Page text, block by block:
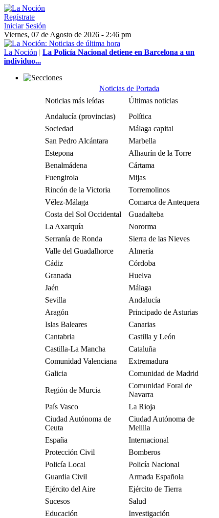
Regístrate
Iniciar Sesión
Viernes, 07 de Agosto de 2026 - 2:46 pm
La Noción | La Policía Nacional detiene en Barcelona a un
individuo...
Noticias de Portada
Noticias más leídas
Últimas noticias
Andalucía (provincias)
Política
Sociedad
Málaga capital
San Pedro Alcántara
Marbella
Estepona
Alhaurín de la Torre
Benalmádena
Cártama
Fuengirola
Mijas
Rincón de la Victoria
Torremolinos
Vélez-Málaga
Comarca de Antequera
Costa del Sol Occidental
Guadalteba
La Axarquía
Nororma
Serranía de Ronda
Sierra de las Nieves
Valle del Guadalhorce
Almería
Cádiz
Córdoba
Granada
Huelva
Jaén
Málaga
Sevilla
Andalucía
Aragón
Principado de Asturias
Islas Baleares
Canarias
Cantabria
Castilla y León
Castilla-La Mancha
Cataluña
Comunidad Valenciana
Extremadura
Galicia
Comunidad de Madrid
Región de Murcia
Comunidad Foral de
Navarra
País Vasco
La Rioja
Ciudad Autónoma de
Ceuta
Ciudad Autónoma de
Melilla
España
Internacional
Protección Civil
Bomberos
Policía Local
Policía Nacional
Guardia Civil
Armada Española
Ejército del Aire
Ejército de Tierra
Sucesos
Salud
Educación
Investigación